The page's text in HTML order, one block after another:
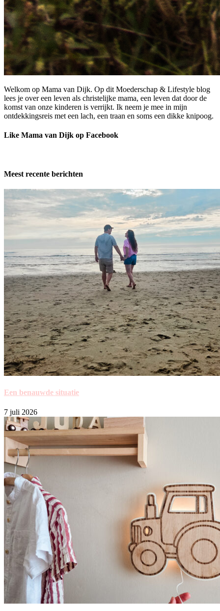
Welkom op Mama van Dijk. Op dit Moederschap & Lifestyle blog
lees je over een leven als christelijke mama, een leven dat door de
komst van onze kinderen is verrijkt. Ik neem je mee in mijn
ontdekkingsreis met een lach, een traan en soms een dikke knipoog.
Like Mama van Dijk op Facebook
Meest recente berichten
Een benauwde situatie
7 juli 2026